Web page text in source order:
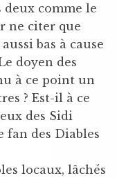
deux comme le
ne citer que
bas à cause
doyen des
à ce point un
? Est-il à ce
des Sidi
fan des Diables
locaux, lâchés